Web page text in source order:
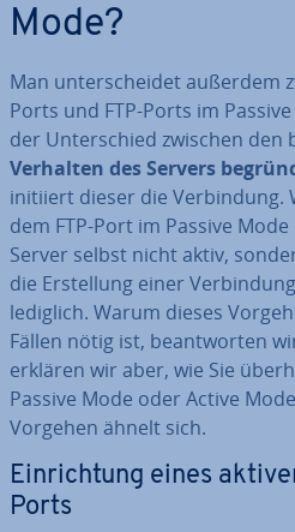
Mode?
Man un­ter­schei­det außerdem
Ports und FTP-Ports im
der Un­ter­schied zwischen den
Verhalten des Servers
initiiert dieser die Ver­bin­dung.
dem FTP-Port im Passive
Server selbst nicht aktiv,
die Er­stel­lung einer
lediglich. Warum dieses
Fällen nötig ist, be­ant­wor­ten
erklären wir aber, wie Sie
Passive Mode oder Active
Vorgehen ähnelt sich.
Ein­rich­tung eines
Ports